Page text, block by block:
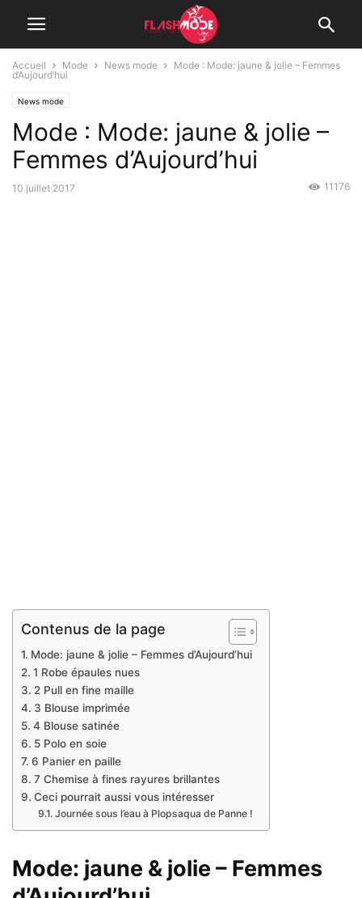
Accueil Mode News mode
Mode : Mode: jaune & jolie – Femmes
d’Aujourd’hui
News mode
Mode : Mode: jaune & jolie –
Femmes d’Aujourd’hui
10 juillet 2017 11176
Contenus de la page
Mode: jaune & jolie – Femmes d’Aujourd’hui
1 Robe épaules nues
2 Pull en fine maille
3 Blouse imprimée
4 Blouse satinée
5 Polo en soie
6 Panier en paille
7 Chemise à fines rayures brillantes
Ceci pourrait aussi vous intéresser
Journée sous l’eau à Plopsaqua de Panne !
Mode: jaune & jolie – Femmes